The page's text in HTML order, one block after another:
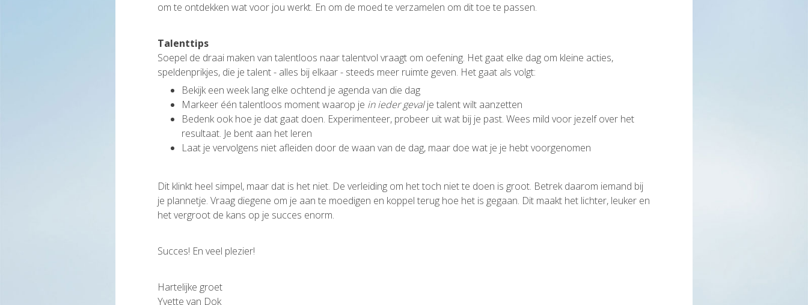
om te ontdekken wat voor jou werkt. En om de moed te verzamelen om dit toe te passen.
Talenttips
Soepel de draai maken van talentloos naar talentvol vraagt om oefening. Het gaat elke dag om kleine acties,
speldenprikjes, die je talent - alles bij elkaar - steeds meer ruimte geven. Het gaat als volgt:
Bekijk een week lang elke ochtend je agenda van die dag
Markeer één talentloos moment waarop je in ieder gevalje talent wilt aanzetten
Bedenk ook hoe je dat gaat doen. Experimenteer, probeer uit wat bij je past. Wees mild voor jezelf over het
resultaat. Je bent aan het leren
Laat je vervolgens niet afleiden door de waan van de dag, maar doe wat je je hebt voorgenomen
Dit klinkt heel simpel, maar dat is het niet. De verleiding om het toch niet te doen is groot. Betrek daarom iemand bij
je plannetje. Vraag diegene om je aan te moedigen en koppel terug hoe het is gegaan. Dit maakt het lichter, leuker en
het vergroot de kans op je succes enorm.
Succes! En veel plezier!
Hartelijke groet
Yvette van Dok